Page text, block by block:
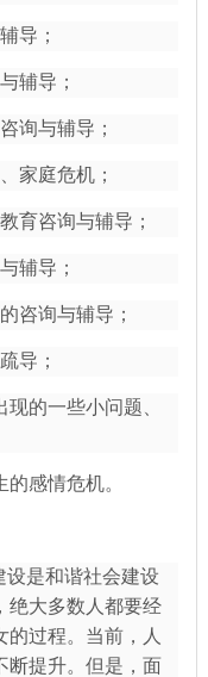
导；
辅导；
询与辅导；
家庭危机；
育咨询与辅导；
辅导；
咨询与辅导；
导；
的一些小问题、
感情危机。
设是和谐社会建设
绝大多数人都要经
的过程。当前，人
断提升。但是，面